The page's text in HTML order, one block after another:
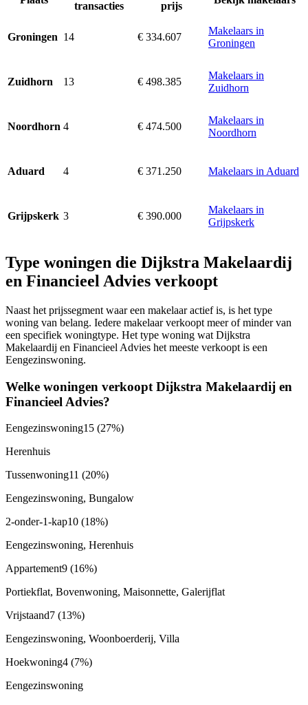
transacties prijs
Groningen 14 € 334.607
Makelaars in
Groningen
Zuidhorn 13 € 498.385
Makelaars in
Zuidhorn
Noordhorn 4 € 474.500
Makelaars in
Noordhorn
Aduard 4 € 371.250 Makelaars in Aduard
Grijpskerk 3 € 390.000
Makelaars in
Grijpskerk
Type woningen die Dijkstra Makelaardij
en Financieel Advies verkoopt
Naast het prijssegment waar een makelaar actief is, is het type
woning van belang. Iedere makelaar verkoopt meer of minder van
een specifiek woningtype. Het type woning wat Dijkstra
Makelaardij en Financieel Advies het meeste verkoopt is een
Eengezinswoning.
Welke woningen verkoopt Dijkstra Makelaardij en
Financieel Advies?
Eengezinswoning15 (27%)
Herenhuis
Tussenwoning11 (20%)
Eengezinswoning, Bungalow
2-onder-1-kap10 (18%)
Eengezinswoning, Herenhuis
Appartement9 (16%)
Portiekflat, Bovenwoning, Maisonnette, Galerijflat
Vrijstaand7 (13%)
Eengezinswoning, Woonboerderij, Villa
Hoekwoning4 (7%)
Eengezinswoning